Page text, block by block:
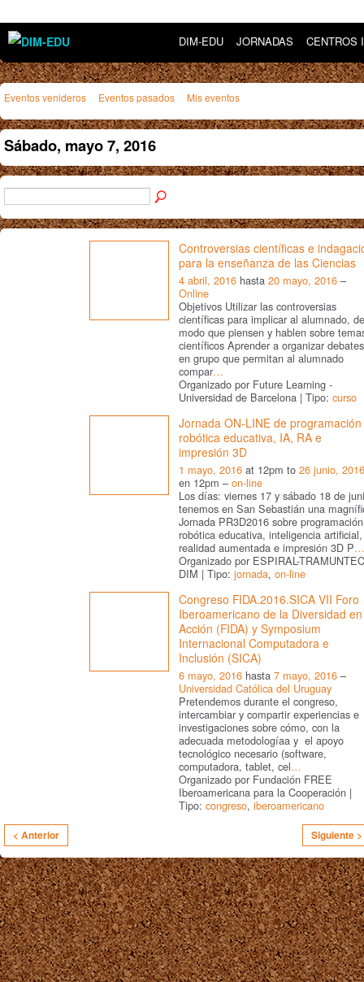
DIM-EDU JORNADAS CENTROS
Eventos venideros Eventos pasados Mis eventos
Sábado, mayo 7, 2016
Controversias científicas e
para la enseñanza de las Ciencias
4 abril, 2016 hasta 20 mayo, 2016 –
Online
Objetivos Utilizar las controversias
científicas para implicar al alumnado, de
modo que piensen y hablen sobre
científicos Aprender a organizar debates
en grupo que permitan al alumnado
compar…
Organizado por Future Learning -
Universidad de Barcelona | Tipo: curso
Jornada ON-LINE de
robótica educativa, IA, RA e
impresión 3D
1 mayo, 2016 at 12pm to 26 junio, 2016
en 12pm – on-line
Los días: viernes 17 y sábado 18 de
tenemos en San Sebastián una
Jornada PR3D2016 sobre
robótica educativa, inteligencia artificial,
realidad aumentada e impresión 3D P…
Organizado por ESPIRAL-
DIM | Tipo: jornada, on-line
Congreso FIDA.2016.SICA VII Foro
Iberoamericano de la Diversidad en
Acción (FIDA) y Symposium
Internacional Computadora e
Inclusión (SICA)
6 mayo, 2016 hasta 7 mayo, 2016 –
Universidad Católica del Uruguay
Pretendemos durante el congreso,
intercambiar y compartir experiencias e
investigaciones sobre cómo, con la
adecuada metodologíaa y el apoyo
tecnológico necesario (software,
computadora, tablet, cel…
Organizado por Fundación FREE
Iberoamericana para la Cooperación |
Tipo: congreso, iberoamericano
< Anterior Siguiente >